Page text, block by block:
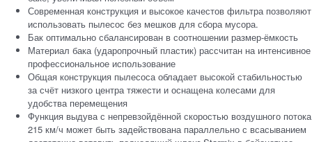
Современная конструкция и высокое качестов фильтра позволяют
использовать пылесос без мешков для сбора мусора.
Бак оптимально сбалансирован в соотношении размер-ёмкость
Материал бака (ударопрочный пластик) рассчитан на интенсивное
профессиональное использование
Общая конструкция пылесоса обладает высокой стабильностью
за счёт низкого центра тяжести и оснащена колесами для
удобства перемещения
Функция выдува с непревзойдённой скоростью воздушного потока
215 км/ч может быть задействована параллельно с всасыванием